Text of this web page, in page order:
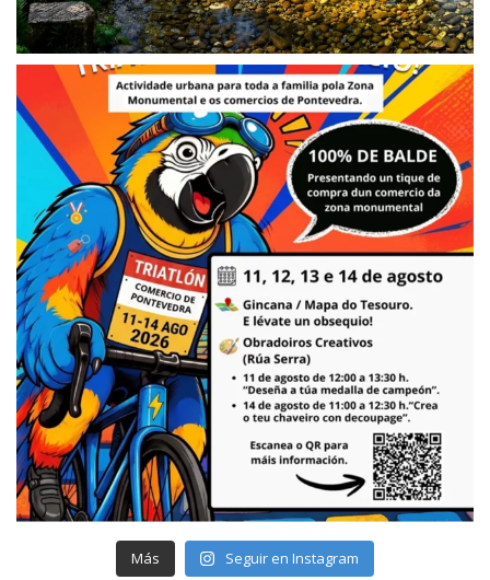
Más Seguir en Instagram